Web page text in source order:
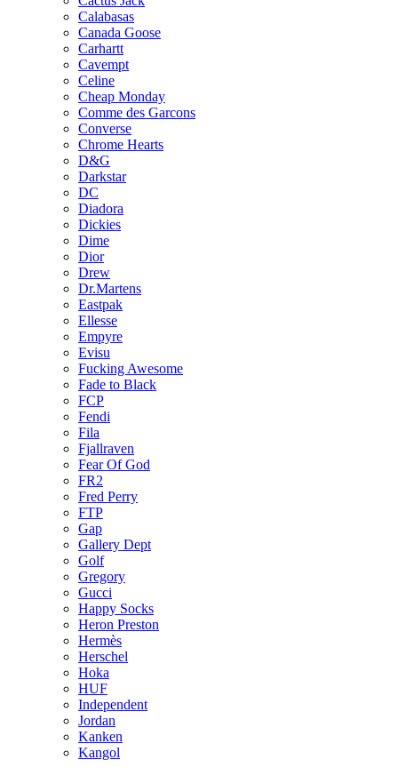
Calabasas
Canada Goose
Carhartt
Cavempt
Celine
Cheap Monday
Comme des Garcons
Converse
Chrome Hearts
D&G
Darkstar
DC
Diadora
Dickies
Dime
Dior
Drew
Dr.Martens
Eastpak
Ellesse
Empyre
Evisu
Fucking Awesome
Fade to Black
FCP
Fendi
Fila
Fjallraven
Fear Of God
FR2
Fred Perry
FTP
Gap
Gallery Dept
Golf
Gregory
Gucci
Happy Socks
Heron Preston
Hermès
Hersсhel
Hoka
HUF
Independent
Jordan
Kanken
Kangol